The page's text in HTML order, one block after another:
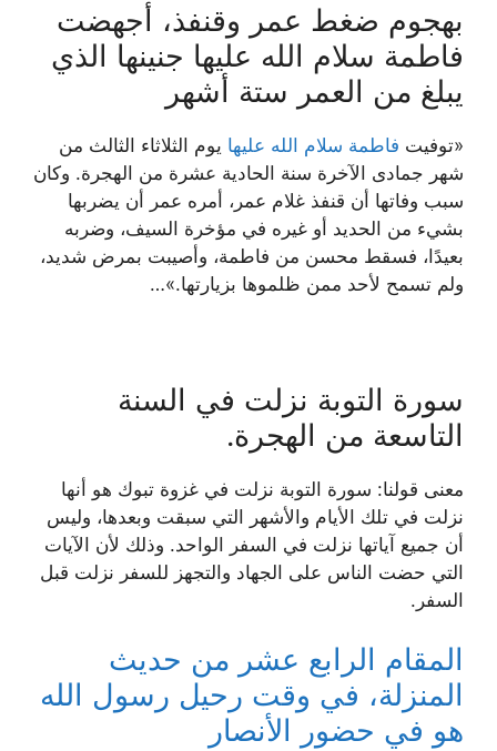
بهجوم ضغط عمر وقنفذ، أجهضت
فاطمة سلام الله عليها جنينها الذي
يبلغ من العمر ستة أشهر
«توفيت فاطمة سلام الله عليها يوم الثلاثاء الثالث من
شهر جمادى الآخرة سنة الحادية عشرة من الهجرة. وكان
سبب وفاتها أن قنفذ غلام عمر، أمره عمر أن يضربها
بشيء من الحديد أو غيره في مؤخرة السيف، وضربه
بعيدًا، فسقط محسن من فاطمة، وأصيبت بمرض شديد،
ولم تسمح لأحد ممن ظلموها بزيارتها.»…
سورة التوبة نزلت في السنة
التاسعة من الهجرة.
معنى قولنا: سورة التوبة نزلت في غزوة تبوك هو أنها
نزلت في تلك الأيام والأشهر التي سبقت وبعدها، وليس
أن جميع آياتها نزلت في السفر الواحد. وذلك لأن الآيات
التي حضت الناس على الجهاد والتجهز للسفر نزلت قبل
السفر.
المقام الرابع عشر من حديث
المنزلة، في وقت رحيل رسول الله
هو في حضور الأنصار